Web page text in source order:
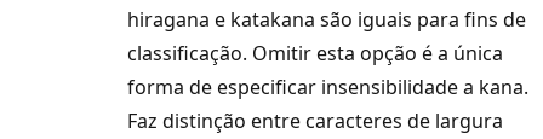
hiragana e katakana são iguais para fins de
classificação. Omitir esta opção é a única
forma de especificar insensibilidade a kana.
Faz distinção entre caracteres de largura